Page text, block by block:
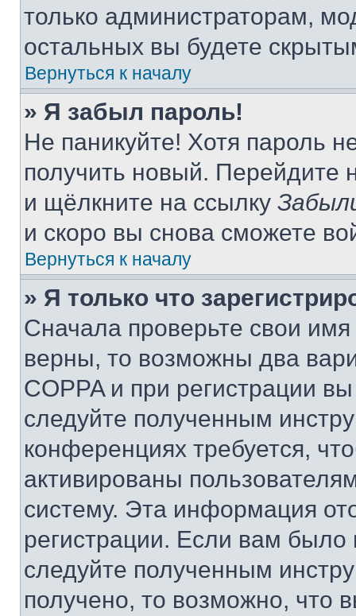
только администраторам,
остальных вы будете
Вернуться к началу
» Я забыл пароль!
Не паникуйте! Хотя пароль
получить новый. Перейдите
и щёлкните на ссылку
и скоро вы снова сможете
Вернуться к началу
» Я только что
Сначала проверьте свои
верны, то возможны два
COPPA и при регистрации
следуйте полученным
конференциях требуется,
активированы
систему. Эта информация
регистрации. Если вам
следуйте полученным
получено, то возможно, что